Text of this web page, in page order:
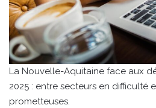
La Nouvelle-Aquitaine face aux
2025 : entre secteurs en difficulté
prometteuses.